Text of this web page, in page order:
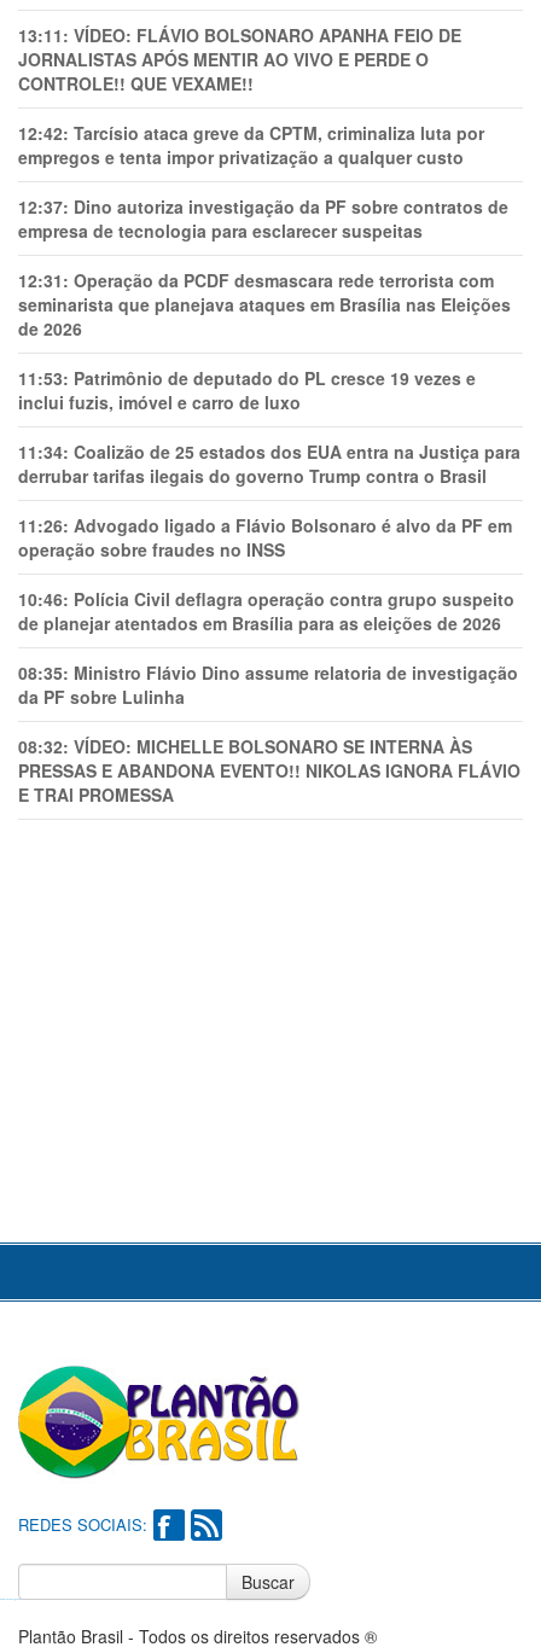
13:11: VÍDEO: FLÁVIO BOLSONARO APANHA FEIO DE
JORNALISTAS APÓS MENTIR AO VIVO E PERDE O
CONTROLE!! QUE VEXAME!!
12:42: Tarcísio ataca greve da CPTM, criminaliza luta por
empregos e tenta impor privatização a qualquer custo
12:37: Dino autoriza investigação da PF sobre contratos de
empresa de tecnologia para esclarecer suspeitas
12:31: Operação da PCDF desmascara rede terrorista com
seminarista que planejava ataques em Brasília nas Eleições
de 2026
11:53: Patrimônio de deputado do PL cresce 19 vezes e
inclui fuzis, imóvel e carro de luxo
11:34: Coalizão de 25 estados dos EUA entra na Justiça para
derrubar tarifas ilegais do governo Trump contra o Brasil
11:26: Advogado ligado a Flávio Bolsonaro é alvo da PF em
operação sobre fraudes no INSS
10:46: Polícia Civil deflagra operação contra grupo suspeito
de planejar atentados em Brasília para as eleições de 2026
08:35: Ministro Flávio Dino assume relatoria de investigação
da PF sobre Lulinha
08:32: VÍDEO: MICHELLE BOLSONARO SE INTERNA ÀS
PRESSAS E ABANDONA EVENTO!! NIKOLAS IGNORA FLÁVIO
E TRAl PROMESSA
REDES SOCIAIS:
Buscar
Plantão Brasil - Todos os direitos reservados ®